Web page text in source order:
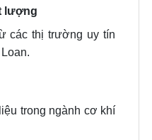
lượng
các thị trường uy tín
trong ngành cơ khí